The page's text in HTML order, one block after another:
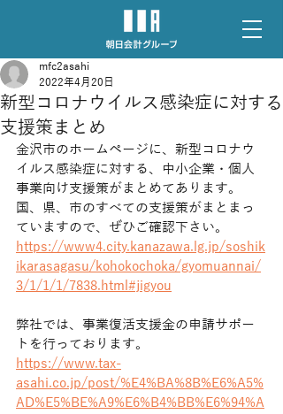
新型コロナウイルス感染症に対する
支援策まとめ
mfc2asahi
2022年4月20日
金沢市のホームページに、新型コロナウ
イルス感染症に対する、中小企業・個人
事業向け支援策がまとめてあります。
国、県、市のすべての支援策がまとまっ
ていますので、ぜひご確認下さい。
https://www4.city.kanazawa.lg.jp/soshik
ikarasagasu/kohokochoka/gyomuannai/
3/1/1/1/7838.html#jigyou
弊社では、事業復活支援金の申請サポー
トを行っております。
https://www.tax-
asahi.co.jp/post/%E4%BA%8B%E6%A5%
AD%E5%BE%A9%E6%B4%BB%E6%94%A